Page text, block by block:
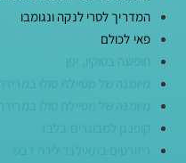
המדריך לסרי לנקה ונגומבו
פאי לכולם
חופשה בטוקיו, יפן
מיומנה של מטיילת סולו
מיומנה של מטיילת סולו
קופנגן למבוגרים בלבד
ריזורטים בתאילנד לירח דבש